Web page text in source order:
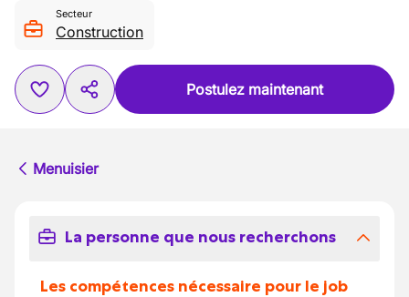
Secteur
Construction
Postulez maintenant
Menuisier
La personne que nous recherchons
Les compétences nécessaire pour le job